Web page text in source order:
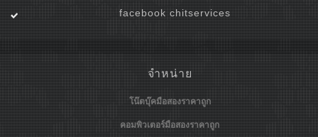
facebook chitservices
จำหน่าย
โน๊ตบุ๊คมือสองราคาถูก
คอมพิวเตอร์มือสองราคาถูก